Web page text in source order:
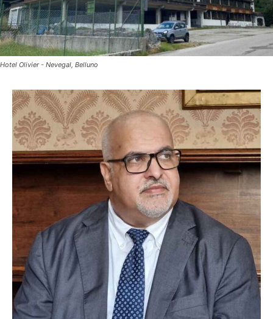
Hotel Olivier - Nevegal, Belluno